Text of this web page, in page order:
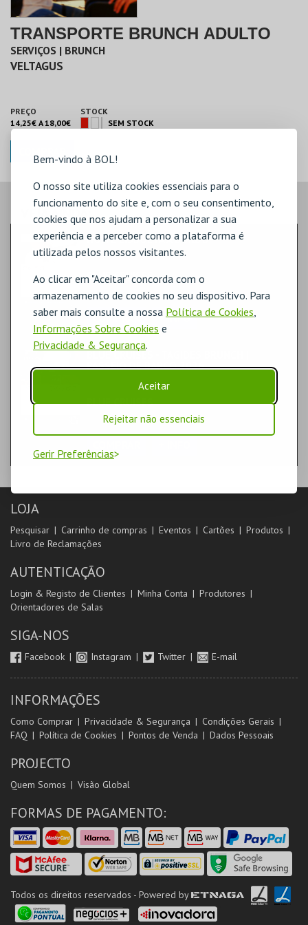
Bem-vindo à BOL!
O nosso site utiliza cookies essenciais para o
funcionamento do site e, com o seu consentimento,
cookies que nos ajudam a personalizar a sua
experiência e a perceber como a plataforma é
utilizada pelos nossos visitantes.
Ao clicar em "Aceitar" concorda com o
armazenamento de cookies no seu dispositivo. Para
saber mais consulte a nossa Política de Cookies,
Informações Sobre Cookies e
Privacidade & Segurança.
Aceitar
Rejeitar não essenciais
Gerir Preferências
TRANSPORTE BRUNCH ADULTO
SERVIÇOS | BRUNCH
VELTAGUS
PREÇO
14,25€ A 18,00€
STOCK
SEM STOCK
VEJA AINDA:
NOITE LISBOETA A BORDO
FAMÍLIA | CRUZEIROS FLUVIAIS
BLUE CRUISES
COMPRAR + INFO
BLUE CRUISES - TÁGIDES BRUNCH |
PASSEIO DE BARCO 2026
BLUE CRUISES
BLUE CRUISES
LOJA
Pesquisar Carrinho de compras Eventos Cartões
Produtos
Livro de Reclamações
AUTENTICAÇÃO
Login & Registo de Clientes Minha Conta
Produtores
Orientadores de Salas
SIGA-NOS
Facebook Instagram Twitter E-mail
INFORMAÇÕES
Como Comprar Privacidade & Segurança
Condições Gerais
FAQ
Política de Cookies Pontos de Venda Dados Pessoais
PROJECTO
Quem Somos Visão Global
FORMAS DE PAGAMENTO:
Todos os direitos reservados - Powered by ETNAGA